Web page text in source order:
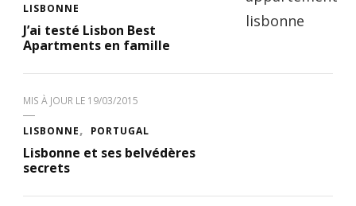
LISBONNE
J’ai testé Lisbon Best
Apartments en famille
MIS À JOUR LE 19/03/2015
LISBONNE PORTUGAL
Lisbonne et ses belvédères
secrets